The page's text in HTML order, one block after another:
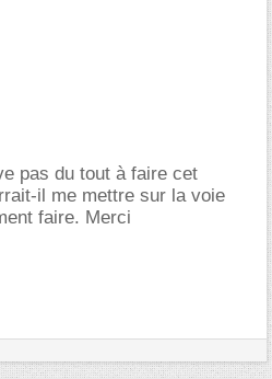
pas du tout à faire cet
il me mettre sur la voie
faire. Merci